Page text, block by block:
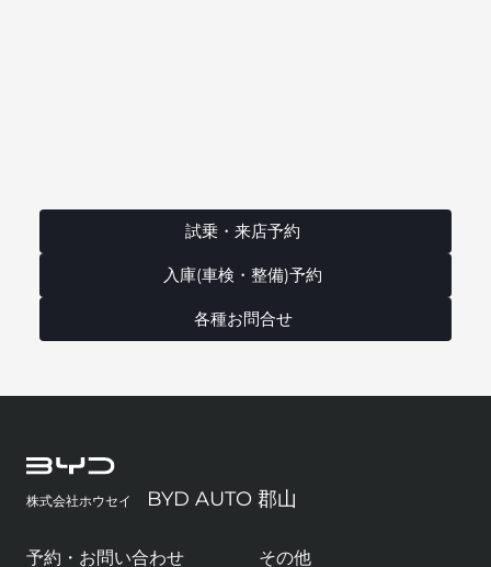
試乗・来店予約
入庫(車検・整備)予約
各種お問合せ
株式会社ホウセイ BYD AUTO 郡山
予約・お問い合わせ その他